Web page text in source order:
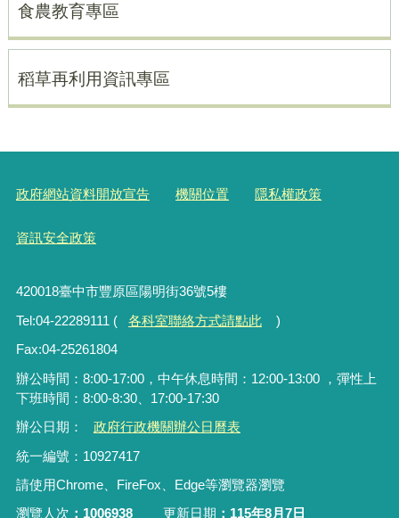
食農教育專區
稻草再利用資訊專區
政府網站資料開放宣告 機關位置 隱私權政策
資訊安全政策
420018臺中市豐原區陽明街36號5樓
Tel:04-22289111 (
各科室聯絡方式請點此
)
Fax:04-25261804
辦公時間：8:00-17:00，中午休息時間：12:00-13:00 ，彈性上
下班時間：8:00-8:30、17:00-17:30
辦公日期：
政府行政機關辦公日曆表
統一編號：10927417
請使用Chrome、FireFox、Edge等瀏覽器瀏覽
瀏覽人次
1006938 更新日期 115年8月7日